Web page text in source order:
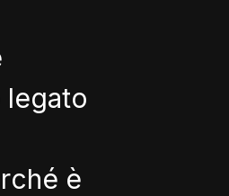
legato
è